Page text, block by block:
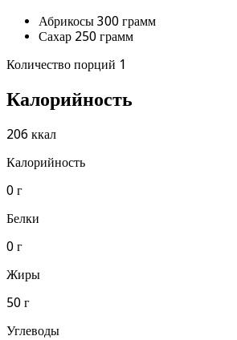
Абрикосы 300 грамм
Сахар 250 грамм
Количество порций 1
Калорийность
206 ккал
Калорийность
0 г
Белки
0 г
Жиры
50 г
Углеводы